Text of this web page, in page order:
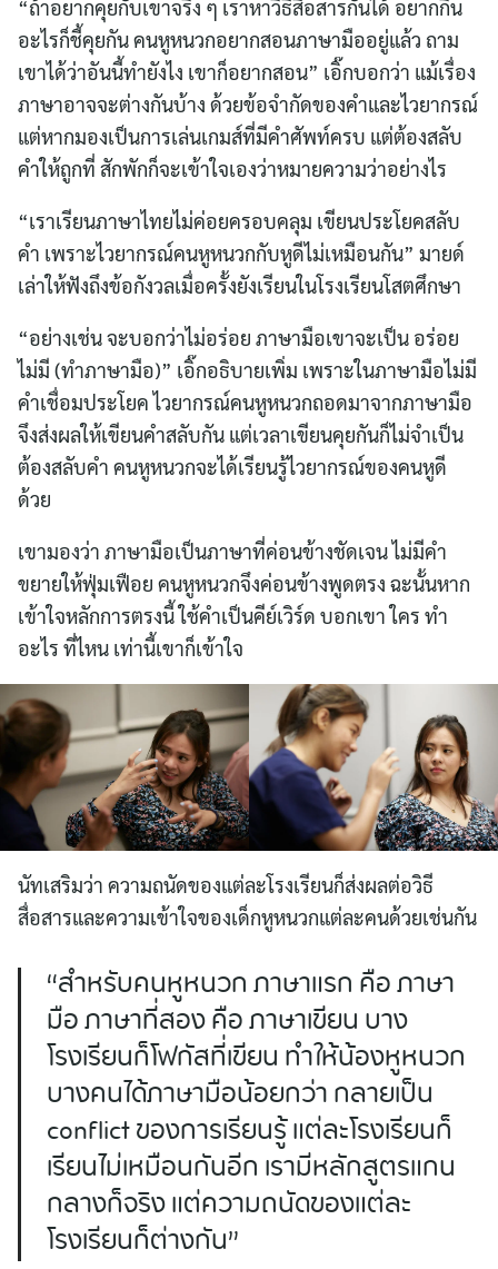
“ถ้าอยากคุยกับเขาจริง ๆ เราหาวิธีสื่อสารกันได้ อยากกิน
อะไรก็ชี้คุยกัน คนหูหนวกอยากสอนภาษามืออยู่แล้ว ถาม
เขาได้ว่าอันนี้ทำยังไง เขาก็อยากสอน” เอิ๊กบอกว่า แม้เรื่อง
ภาษาอาจจะต่างกันบ้าง ด้วยข้อจำกัดของคำและไวยากรณ์
แต่หากมองเป็นการเล่นเกมส์ที่มีคำศัพท์ครบ แต่ต้องสลับ
คำให้ถูกที่ สักพักก็จะเข้าใจเองว่าหมายความว่าอย่างไร
“เราเรียนภาษาไทยไม่ค่อยครอบคลุม เขียนประโยคสลับ
คำ เพราะไวยากรณ์คนหูหนวกกับหูดีไม่เหมือนกัน” มายด์
เล่าให้ฟังถึงข้อกังวลเมื่อครั้งยังเรียนในโรงเรียนโสตศึกษา
“อย่างเช่น จะบอกว่าไม่อร่อย ภาษามือเขาจะเป็น อร่อย
ไม่มี (ทำภาษามือ)” เอิ๊กอธิบายเพิ่ม เพราะในภาษามือไม่มี
คำเชื่อมประโยค ไวยากรณ์คนหูหนวกถอดมาจากภาษามือ
จึงส่งผลให้เขียนคำสลับกัน แต่เวลาเขียนคุยกันก็ไม่จำเป็น
ต้องสลับคำ คนหูหนวกจะได้เรียนรู้ไวยากรณ์ของคนหูดี
ด้วย
เขามองว่า ภาษามือเป็นภาษาที่ค่อนข้างชัดเจน ไม่มีคำ
ขยายให้ฟุ่มเฟือย คนหูหนวกจึงค่อนข้างพูดตรง ฉะนั้นหาก
เข้าใจหลักการตรงนี้ ใช้คำเป็นคีย์เวิร์ด บอกเขา ใคร ทำ
อะไร ที่ไหน เท่านี้เขาก็เข้าใจ
นัทเสริมว่า ความถนัดของแต่ละโรงเรียนก็ส่งผลต่อวิธี
สื่อสารและความเข้าใจของเด็กหูหนวกแต่ละคนด้วยเช่นกัน
“สำหรับคนหูหนวก ภาษาแรก คือ ภาษา
มือ ภาษาที่สอง คือ ภาษาเขียน บาง
โรงเรียนก็โฟกัสที่เขียน ทำให้น้องหูหนวก
บางคนได้ภาษามือน้อยกว่า กลายเป็น
conflict ของการเรียนรู้ แต่ละโรงเรียนก็
เรียนไม่เหมือนกันอีก เรามีหลักสูตรแกน
กลางก็จริง แต่ความถนัดของแต่ละ
โรงเรียนก็ต่างกัน”